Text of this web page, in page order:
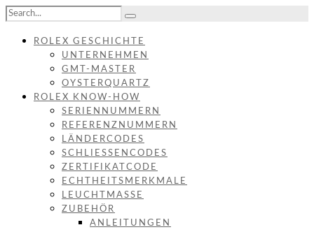
ROLEX GESCHICHTE
UNTERNEHMEN
GMT-MASTER
OYSTERQUARTZ
ROLEX KNOW-HOW
SERIENNUMMERN
REFERENZNUMMERN
LÄNDERCODES
SCHLIESSENCODES
ZERTIFIKATCODE
ECHTHEITSMERKMALE
LEUCHTMASSE
ZUBEHÖR
ANLEITUNGEN